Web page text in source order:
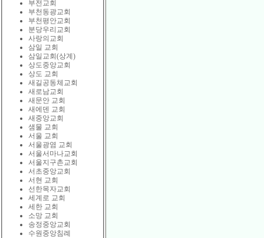
부전교회
부천동광교회
부천평안교회
분당우리교회
사랑의교회
삼일 교회
삼일교회(상계)
상도중앙교회
상도 교회
새길공동체교회
새로남교회
새문안 교회
새에덴 교회
새중앙교회
샘물 교회
서울 교회
서울광염 교회
서울서마나교회
서울지구촌교회
서초중앙교회
서현 교회
선한목자교회
세계로 교회
세한 교회
소망 교회
송정중앙교회
수원중앙침례